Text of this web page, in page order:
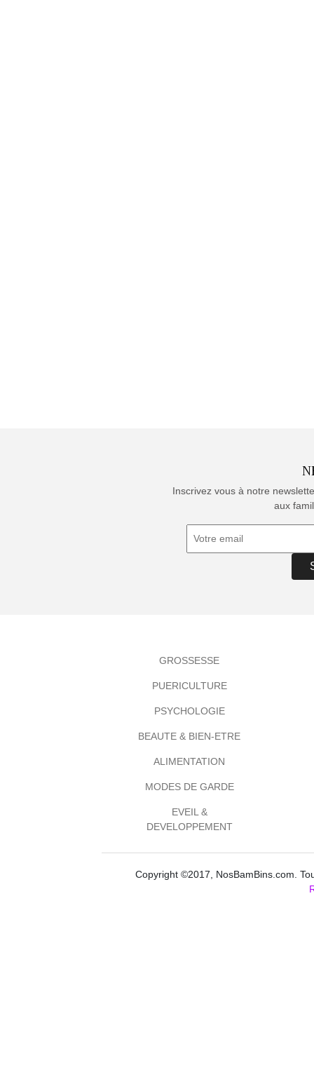
Inscrivez vous à notre
aux
GROSSESSE
PUERICULTURE
PSYCHOLOGIE
BEAUTE & BIEN-ETRE
ALIMENTATION
MODES DE GARDE
EVEIL &
DEVELOPPEMENT
Copyright ©2017, NosBamBins.com.